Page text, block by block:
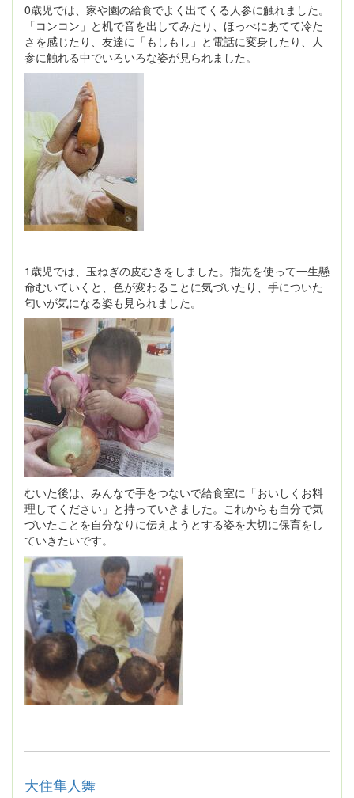
0歳児では、家や園の給食でよく出てくる人参に触れました。
「コンコン」と机で音を出してみたり、ほっぺにあてて冷た
さを感じたり、友達に「もしもし」と電話に変身したり、人
参に触れる中でいろいろな姿が見られました。
1歳児では、玉ねぎの皮むきをしました。指先を使って一生懸
命むいていくと、色が変わることに気づいたり、手についた
匂いが気になる姿も見られました。
むいた後は、みんなで手をつないで給食室に「おいしくお料
理してください」と持っていきました。これからも自分で気
づいたことを自分なりに伝えようとする姿を大切に保育をし
ていきたいです。
大住隼人舞